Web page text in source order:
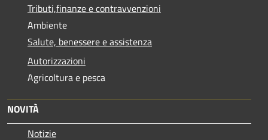
Tributi,finanze e contravvenzioni
Ambiente
Salute, benessere e assistenza
Autorizzazioni
Agricoltura e pesca
NOVITÀ
Notizie